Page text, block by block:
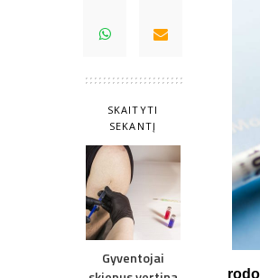
SKAITYTI
SEKANTĮ
Gyventojai